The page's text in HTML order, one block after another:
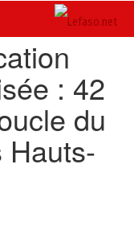
au Burkina
: 42
du
Hauts-